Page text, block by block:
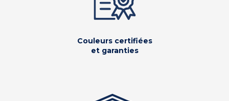
Couleurs certifiées
et garanties